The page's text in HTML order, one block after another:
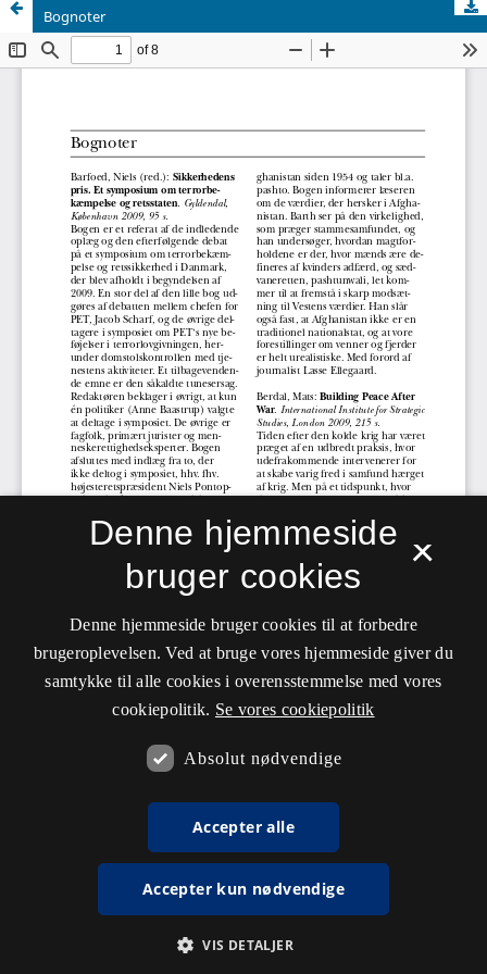
Bognoter
×
Denne hjemmeside
bruger cookies
Denne hjemmeside bruger cookies til at forbedre
brugeroplevelsen. Ved at bruge vores hjemmeside giver du
samtykke til alle cookies i overensstemmelse med vores
cookiepolitik. Se vores cookiepolitik
Absolut nødvendige
Accepter alle
Accepter kun nødvendige
VIS DETALJER